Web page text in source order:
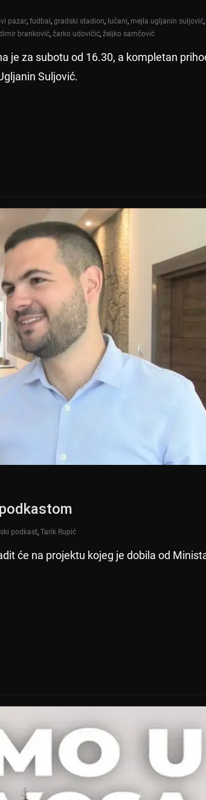
pazar, fudbal , gradski stadion, lučani, mejla ugljanin suljović,
branković, žarko udovičić, željko samčović
je za subotu od 16.30, a kompletan
Suljović.
podkast, Tarik Rupić
će na projektu kojeg je dobila od